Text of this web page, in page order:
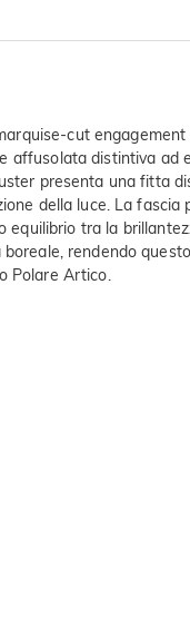
cut
distintiva
presenta una fitta
della luce. La
tra la
rendendo
Polare Artico.